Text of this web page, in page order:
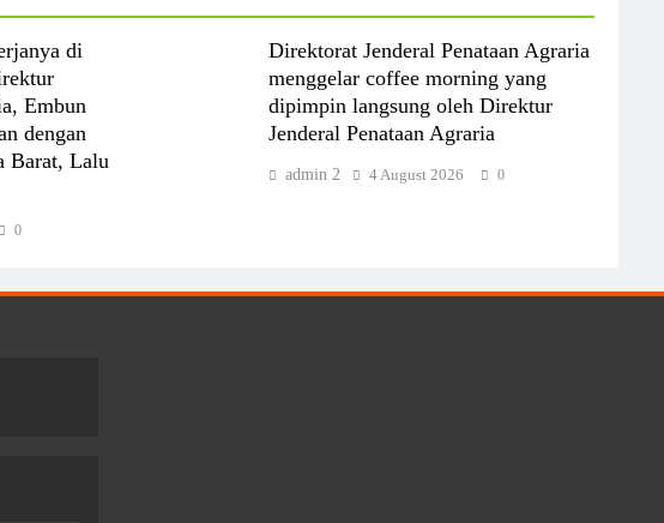
di
Embun
dengan
Barat, Lalu
0
Direktorat Jenderal Penataan Agraria
menggelar coffee morning yang
dipimpin langsung oleh Direktur
Jenderal Penataan Agraria
admin 2 4 August 2026 0